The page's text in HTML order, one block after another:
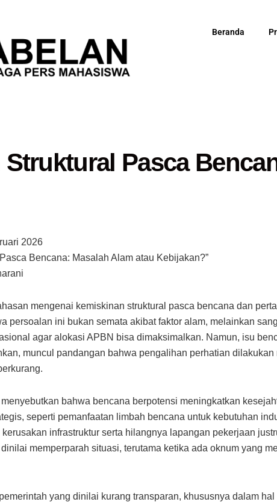
Beranda
Pasca
2026
Bencana: Masalah Alam atau Kebijakan?”
mengenai kemiskinan struktural pasca bencana dan
persoalan ini bukan semata akibat faktor alam, melainkan
agar alokasi APBN bisa dimaksimalkan. Namun, isu
muncul pandangan bahwa pengalihan perhatian
bahwa bencana berpotensi meningkatkan
seperti pemanfaatan limbah bencana untuk kebutuhan
infrastruktur serta hilangnya lapangan pekerjaan
memperparah situasi, terutama ketika ada oknum yang
yang dinilai kurang transparan, khususnya dalam